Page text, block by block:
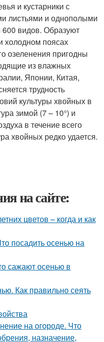
и кустарники с
листьями и однополыми
видов. Образуют
поясах
озеленения пригодны
из влажных
Японии, Китая,
трудность
культуры хвойных в
зимой (7 – 10°) и
в течение всего
хвойных редко удается.
на сайте:
цветов – когда и как
посадить осенью на
сажают осенью в
Как правильно сеять
на огороде. Что
назначение,